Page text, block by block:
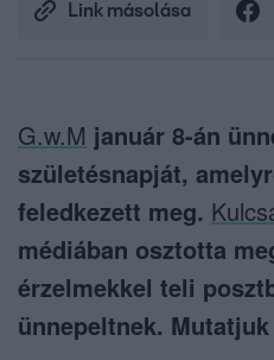
Link másolása
G.w.M január 8-án
születésnapját,
feledkezett meg.
médiában osztotta
érzelmekkel teli
ünnepeltnek.